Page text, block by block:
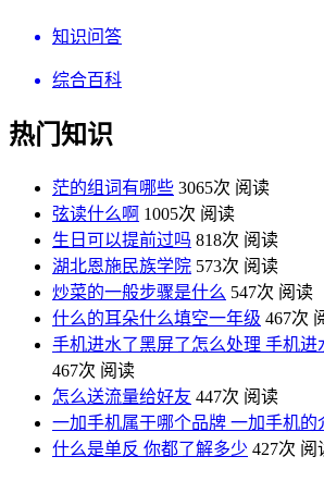
知识问答
综合百科
热门知识
茫的组词有哪些 3065次 阅读
弦读什么啊 1005次 阅读
生日可以提前过吗 818次 阅读
湖北恩施民族学院 573次 阅读
炒菜的一般步骤是什么 547次 阅读
什么的耳朵什么填空一年级 467次
手机进水了黑屏了怎么处理 手机
467次 阅读
怎么送流量给好友 447次 阅读
一加手机属于哪个品牌 一加手机的
什么是单反 你都了解多少 427次 阅